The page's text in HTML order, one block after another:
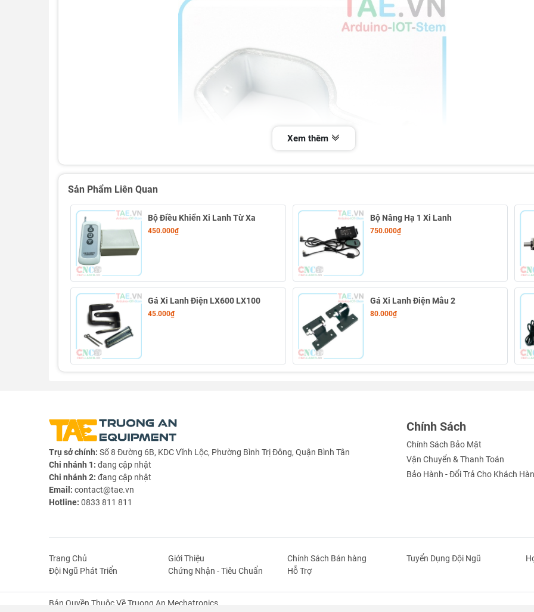
Thông số kỹ thuật Gá Thân Xi Lanh Điện Mẫu 2:
- Vật liệu: nhôm
- Thích hợp sử dụng cho các loạixi lanh điện
Xem thêm
Sản Phẩm Liên Quan
Bộ Điều Khiển Xi Lanh Từ Xa
450.000₫
Bộ Nâng Hạ 1 Xi Lanh
750.000₫
Gá Xi Lanh Điện LX600 LX100
45.000₫
Gá Xi Lanh Điện Mẫu 2
80.000₫
Trụ sở chính: Số 8 Đường 6B, KDC Vĩnh Lộc, Phường Bình Trị Đông, Quận Bình Tân
Chi nhánh 1: đang cập nhật
Chi nhánh 2: đang cập nhật
Email: contact@tae.vn
Hotline: 0833 811 811
Chính Sách
Chính Sách Bảo Mật
Vận Chuyển & Thanh Toán
Bảo Hành - Đổi Trả Cho Khách
Trang Chủ Giới Thiệu Chính Sách Bán hàng Tuyển Dụng Đội Ngũ
Đội Ngũ Phát Triển
Chứng Nhận - Tiêu Chuẩn Hỗ Trợ
Bản Quyền Thuộc Về Truong An Mechatronics.